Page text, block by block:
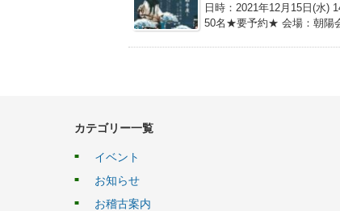
日時：2021年12月15日(水)
50名★要予約★ 会場：朝陽
カテゴリー一覧
イベント
お知らせ
お稽古案内